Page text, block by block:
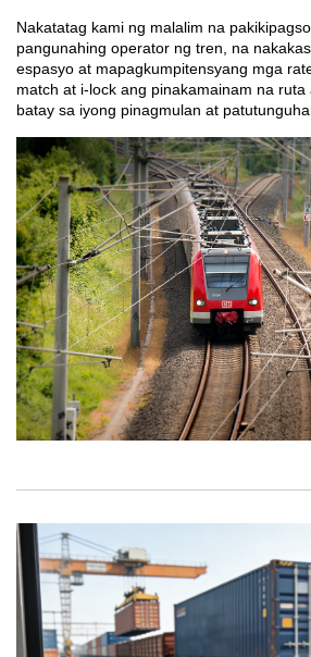
Nakatatag kami ng malalim na
pangunahing operator ng tren, na
espasyo at mapagkumpitensyang mga
match at i-lock ang pinakamainam na
batay sa iyong pinagmulan at